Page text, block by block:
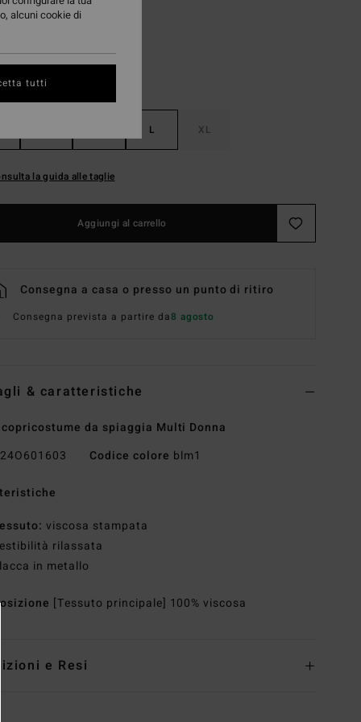
L XL
la guida alle taglie
Aggiungi al carrello
Consegna a casa o presso un punto di ritiro
Consegna prevista a partire da8 agosto
& caratteristiche
da spiaggia Multi Donna
24O601603 Codice colore blm1
viscosa stampata
rilassata
in metallo
[Tessuto principale] 100% viscosa
e Resi
alcuni cookie di
tutti